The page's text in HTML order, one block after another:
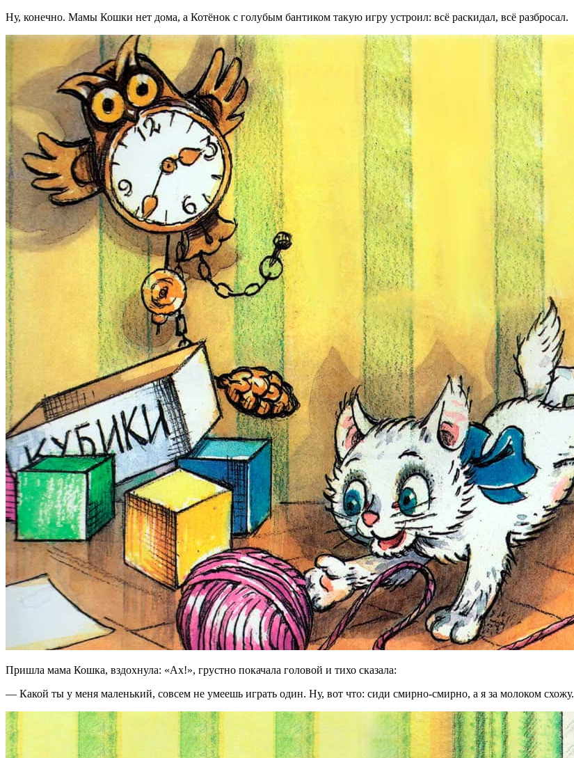
Ну, конечно. Мамы Кошки нет дома, а Котёнок с голубым бантиком такую игру устроил: всё раскидал, всё разбросал.
Пришла мама Кошка, вздохнула: «Ах!», грустно покачала головой и тихо сказала:
— Какой ты у меня маленький, совсем не умеешь играть один. Ну, вот что: сиди смирно-смирно, а я за молоком схожу.